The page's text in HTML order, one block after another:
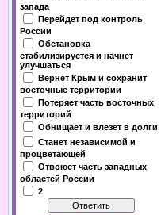
запада
Перейдет под контроль
России
Обстановка
стабилизируется и начнет
улучшаться
Вернет Крым и сохранит
восточные территории
Потеряет часть восточных
территорий
Обнищает и влезет в долги
Станет независимой и
процветающей
Отвоюет часть западных
областей России
2